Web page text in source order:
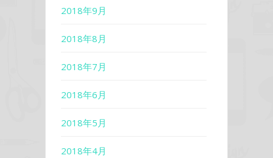
2018年9月
2018年8月
2018年7月
2018年6月
2018年5月
2018年4月